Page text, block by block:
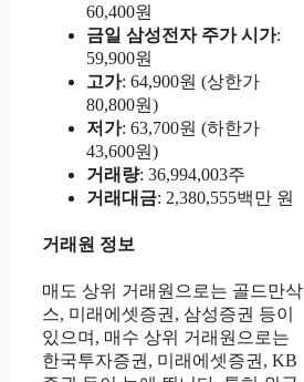
60,400원
금일 삼성전자 주가 시가:
59,900원
고가: 64,900원 (상한가
80,800원)
저가: 63,700원 (하한가
43,600원)
거래량: 36,994,003주
거래대금: 2,380,555백만 원
거래원 정보
매도 상위 거래원으로는 골드만삭
스, 미래에셋증권, 삼성증권 등이
있으며, 매수 상위 거래원으로는
한국투자증권, 미래에셋증권, KB